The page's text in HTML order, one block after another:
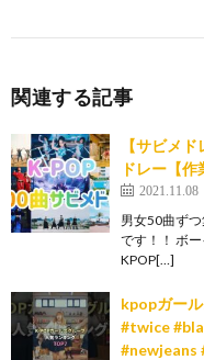
関連する記事
【サビメ
ドレー【作
2021.11.08
男女50曲ず
です！！ ボ
KPOP[…]
kpopガー
#twice
#newjeans